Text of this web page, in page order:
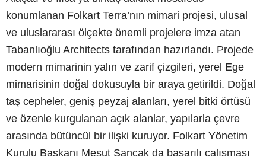
konumlanan Folkart Terra’nın mimari projesi, ulusal
ve uluslararası ölçekte önemli projelere imza atan
Tabanlıoğlu Architects tarafından hazırlandı. Projede
modern mimarinin yalın ve zarif çizgileri, yerel Ege
mimarisinin doğal dokusuyla bir araya getirildi. Doğal
taş cepheler, geniş peyzaj alanları, yerel bitki örtüsü
ve özenle kurgulanan açık alanlar, yapılarla çevre
arasında bütüncül bir ilişki kuruyor. Folkart Yönetim
Kurulu Başkanı Mesut Sancak da başarılı çalışması